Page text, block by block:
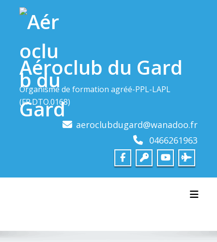
content
Aéroclub du Gard
Organisme de formation agréé-PPL-LAPL
(FR.DTO.0168)
aeroclubdugard@wanadoo.fr
0466261963